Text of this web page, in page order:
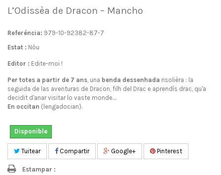
L’Odissèa de Dracon – Mancho
Referéncia: 979-10-92382-87-7
Estat : Nòu
Editor : Edite-moi !
Per totes a partir de 7 ans, una benda dessenhada risolièra : la
seguida de las aventuras de Dracon, filh del Drac e aprendís drac, qu'a
decidit d'anar visitar lo vaste monde…
En occitan (lengadocian).
Disponible
Tuitear Compartir Google+ Pinterest
Estampar :